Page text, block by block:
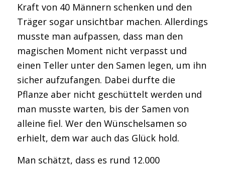
Kraft von 40 Männern schenken und den
Träger sogar unsichtbar machen. Allerdings
musste man aufpassen, dass man den
magischen Moment nicht verpasst und
einen Teller unter den Samen legen, um ihn
sicher aufzufangen. Dabei durfte die
Pflanze aber nicht geschüttelt werden und
man musste warten, bis der Samen von
alleine fiel. Wer den Wünschelsamen so
erhielt, dem war auch das Glück hold.
Man schätzt, dass es rund 12.000